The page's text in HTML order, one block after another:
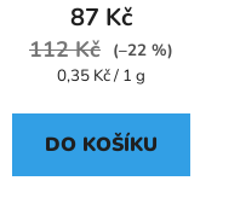
87 Kč
112 Kč
(–22 %)
Měrná
0,35 Kč / 1 g
DO KOŠÍKU